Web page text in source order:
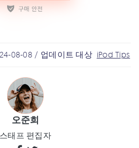
08-08 / 업데이트 대상 iPod Tips
오준희
스태프 편집자